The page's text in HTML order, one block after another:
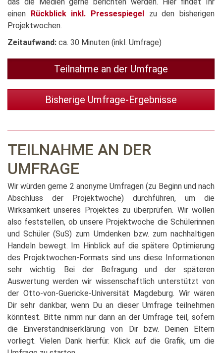
einen Rückblick inkl. Pressespiegel zu den bisherigen
Projektwochen.
Zeitaufwand: ca. 30 Minuten (inkl. Umfrage)
Teilnahme an der Umfrage
Bisherige Umfrage-Ergebnisse
TEILNAHME AN DER
UMFRAGE
Wir würden gerne 2 anonyme Umfragen (zu Beginn und nach
Abschluss der Projektwoche) durchführen, um die
Wirksamkeit unseres Projektes zu überprüfen. Wir wollen
also feststellen, ob unsere Projektwoche die Schülerinnen
und Schüler (SuS) zum Umdenken bzw. zum nachhaltigen
Handeln bewegt. Im Hinblick auf die spätere Optimierung
des Projektwochen-Formats sind uns diese Informationen
sehr wichtig. Bei der Befragung und der späteren
Auswertung werden wir wissenschaftlich unterstützt von
der Otto-von-Guericke-Universität Magdeburg. Wir wären
Dir sehr dankbar, wenn Du an dieser Umfrage teilnehmen
könntest. Bitte nimm nur dann an der Umfrage teil, sofern
die Einverständniserklärung von Dir bzw. Deinen Eltern
vorliegt. Vielen Dank hierfür. Klick auf die Grafik, um die